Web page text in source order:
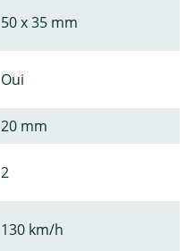
50 x 35 mm
Oui
20 mm
2
130 km/h